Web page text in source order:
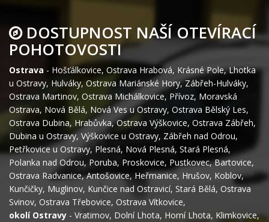
DOSTUPNOST NAŠÍ OTEVÍRACÍ
POHOTOVOSTI
Ostrava - Hošťálkovice, Ostrava Hrabová, Krásné Pole,Lhotka
u Ostravy, Hulváky, Ostrava Mariánské Hory,Zábřeh-Hulváky,
Ostrava Martinov, Ostrava Michálkovice, Přívoz, Moravská
Ostrava, Nová Bělá, Nová Ves u Ostravy, Ostrava Bělský Les,
Ostrava Dubina, Hrabůvka,Ostrava Výškovice, Ostrava Zábřeh,
Dubina u Ostravy, Výškovice u Ostravy, Zábřeh nad Odrou,
Petřkovice u Ostravy, Plesná, Nová Plesná, Stará Plesná,
Polanka nad Odrou, Poruba, Proskovice, Pustkovec,Bartovice,
Ostrava Radvanice,Antošovice, Heřmanice, Hrušov, Koblov,
Kunčičky, Muglinov, Kunčice nad Ostravicí, Stará Bělá, Ostrava
Svinov, Ostrava Třebovice, Ostrava Vítkovice,
okolí Ostravy - Vratimov, Dolní Lhota, Horní Lhota, Klimkovice,